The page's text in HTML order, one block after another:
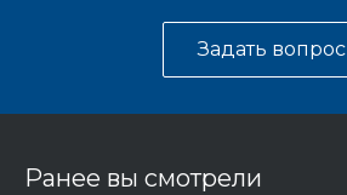
Задать вопрос
Ранее вы смотрели